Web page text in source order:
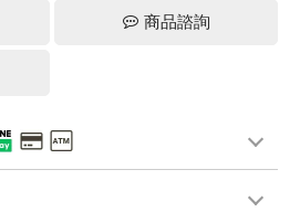
商品諮詢